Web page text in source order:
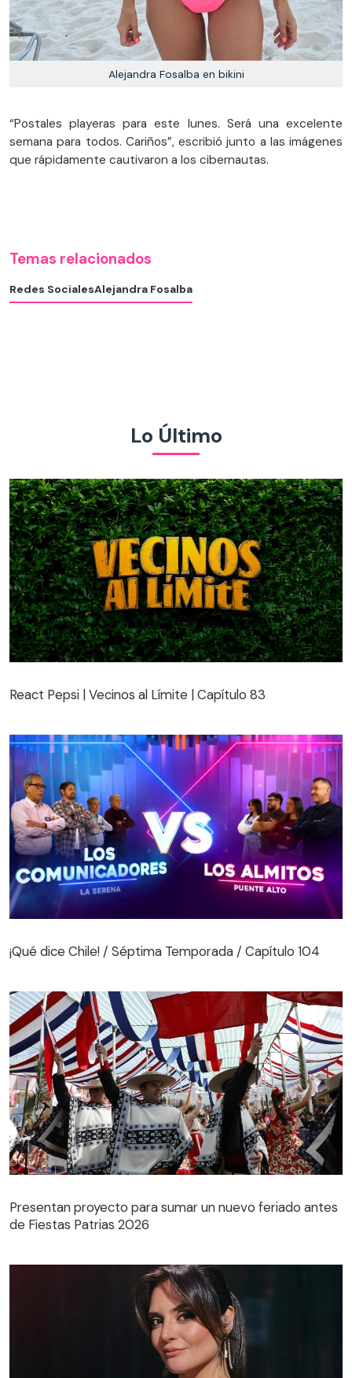
Alejandra Fosalba en bikini
“Postales playeras para este lunes. Será una excelente
semana para todos. Cariños”, escribió junto a las imágenes
que rápidamente cautivaron a los cibernautas.
Temas relacionados
Redes SocialesAlejandra Fosalba
Lo Último
React Pepsi | Vecinos al Límite | Capítulo 83
¡Qué dice Chile! / Séptima Temporada / Capítulo 104
Presentan proyecto para sumar un nuevo feriado antes
de Fiestas Patrias 2026